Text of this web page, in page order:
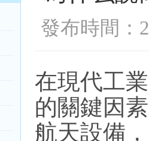
發布時間：
在現代工
的關鍵因
航天設備